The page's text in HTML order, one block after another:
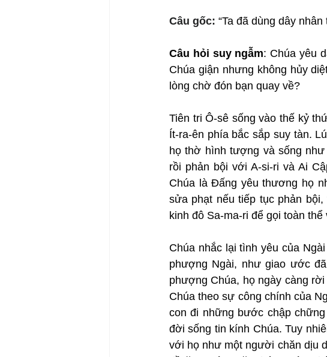
Câu gốc: “Ta đã dùng dây
Câu hỏi suy ngẫm: Chúa yêu
Chúa giận nhưng không hủy
lòng chờ đón bạn quay về?
Tiên tri Ô-sê sống vào thế kỷ
Ít-ra-ên phía bắc sắp suy tàn.
họ thờ hình tượng và sống
rồi phản bội với A-si-ri và Ai
Chúa là Đấng yêu thương họ
sửa phạt nếu tiếp tục phản
kinh đô Sa-ma-ri để gọi toàn
Chúa nhắc lại tình yêu của
phượng Ngài, như giao ước
phượng Chúa, họ ngày càng
Chúa theo sự công chính của
con đi những bước chập
đời sống tin kính Chúa. Tuy
với họ như một người chăn dịu